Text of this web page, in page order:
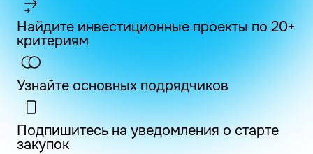
Найдите инвестиционные проекты по 20+
критериям
Узнайте основных подрядчиков
Подпишитесь на уведомления о старте
закупок